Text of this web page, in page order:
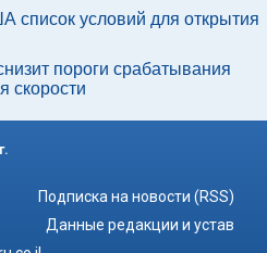
список условий для открытия
пороги срабатывания
скорости
Подписка на новости (RSS)
Данные редакции и устав